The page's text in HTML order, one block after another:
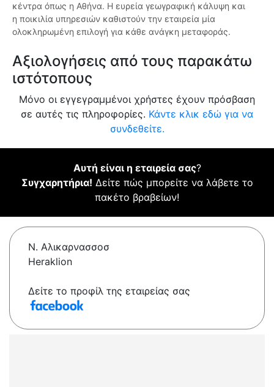
κέντρα όπως η Αθήνα. Η ευρεία γεωγραφική κάλυψη και
η ποικιλία υπηρεσιών καθιστούν την εταιρεία μία
ολοκληρωμένη επιλογή για κάθε ανάγκη μεταφοράς.
Αξιολογήσεις από τους παρακάτω
ιστότοπους
Μόνο οι εγγεγραμμένοι χρήστες έχουν πρόσβαση
σε αυτές τις πληροφορίες. Κάντε κλικ εδώ για να
συνδεθείτε.
Αυτή είναι η εταιρεία σας?
Συγχαρητήρια! Δείτε πώς μπορείτε να λάβετε το
πακέτο βραβείων!
Ν. Αλικαρνασσοσ
Heraklion
Δείτε το προφίλ της εταιρείας σας